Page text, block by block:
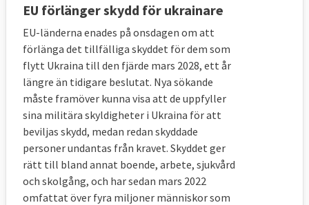
ministerrådet. Fyra EU-länder röstade emot
och två av dem, Ungern och Slovakien,
frågan till EU-domstolen med motiveringen
att ministerrådet inte hade rätt att fatta
beslutet. I september 2017 meddelades
domensom gav ministerrådet rätt att fatta
ett sådant beslut.
Det är
få medlemsländer
som har tagit
emot hela sin andel. Delvis beror det på att
betydligt färre än 120 000 personer
EU förlänger skydd för ukrainare
EU-länderna enades på onsdagen om att
förlänga det tillfälliga skyddet för dem som
flytt Ukraina till den fjärde mars 2028, ett år
längre än tidigare beslutat. Nya sökande
måste framöver kunna visa att de uppfyller
sina militära skyldigheter i Ukraina för att
beviljas skydd, medan redan skyddade
personer undantas från kravet. Skyddet ger
rätt till bland annat boende, arbete, sjukvård
och skolgång, och har sedan mars 2022
omfattat över fyra miljoner människor som